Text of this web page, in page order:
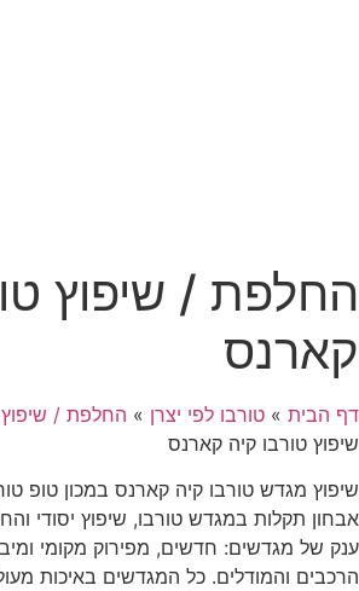
החלפת / שיפוץ
קארנס
דף הבית » טורבו לפי יצרן » החלפת / שיפוץ
שיפוץ טורבו קיה קארנס
שיפוץ מגדש טורבו קיה קארנס במכון טופ
אבחון תקלות במגדש טורבו, שיפוץ יסודי
ענק של מגדשים: חדשים, מפירוק מקומי
הרכבים והמודלים. כל המגדשים באיכות